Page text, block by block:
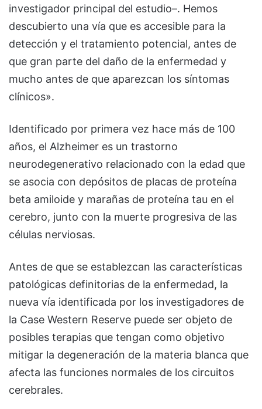
investigador principal del estudio–. Hemos
descubierto una vía que es accesible para la
detección y el tratamiento potencial, antes de
que gran parte del daño de la enfermedad y
mucho antes de que aparezcan los síntomas
clínicos».
Identificado por primera vez hace más de 100
años, el Alzheimer es un trastorno
neurodegenerativo relacionado con la edad que
se asocia con depósitos de placas de proteína
beta amiloide y marañas de proteína tau en el
cerebro, junto con la muerte progresiva de las
células nerviosas.
Antes de que se establezcan las características
patológicas definitorias de la enfermedad, la
nueva vía identificada por los investigadores de
la Case Western Reserve puede ser objeto de
posibles terapias que tengan como objetivo
mitigar la degeneración de la materia blanca que
afecta las funciones normales de los circuitos
cerebrales.